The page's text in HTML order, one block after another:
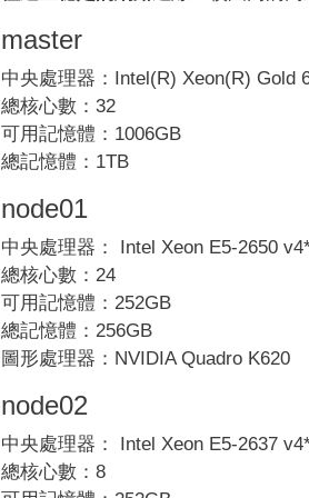
master
中央處理器：Intel(R) Xeon(R) Gold
總核心數：32
可用記憶體：1006GB
總記憶體：1TB
node01
中央處理器： Intel Xeon E5-2650
總核心數：24
可用記憶體：252GB
總記憶體：256GB
圖形處理器：NVIDIA Quadro K620
node02
中央處理器： Intel Xeon E5-2637
總核心數：8